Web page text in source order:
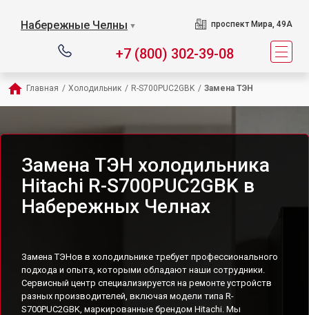
Набережные Челны ▼ проспект Мира, 49А
+7 (800) 302-39-08
Главная / Холодильник / R-S700PUC2GBK / Замена ТЭН
Замена ТЭН холодильника
Hitachi R-S700PUC2GBK в
Набережных Челнах
Замена ТЭНов в холодильнике требует профессионального
подхода и опыта, которыми обладают наши сотрудники.
Сервисный центр специализируется на ремонте устройств
разных производителей, включая модели типа R-
S700PUC2GBK, маркированные брендом Hitachi. Мы